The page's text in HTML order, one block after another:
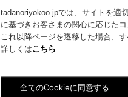
tadanoriyokoo.jpでは、サイトを適
に基づきお客さまの関心に応じた
これ以降ページを遷移した場合、
詳しくはこちら